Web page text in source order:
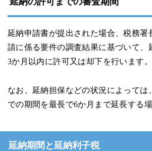
延納申請書が提出された場合、税務署
請に係る要件の調査結果に基づいて、
3か月以内に許可又は却下を行います。
なお、延納担保などの状況によっては
での期間を最長で6か月まで延長する
延納期間と延納利子税